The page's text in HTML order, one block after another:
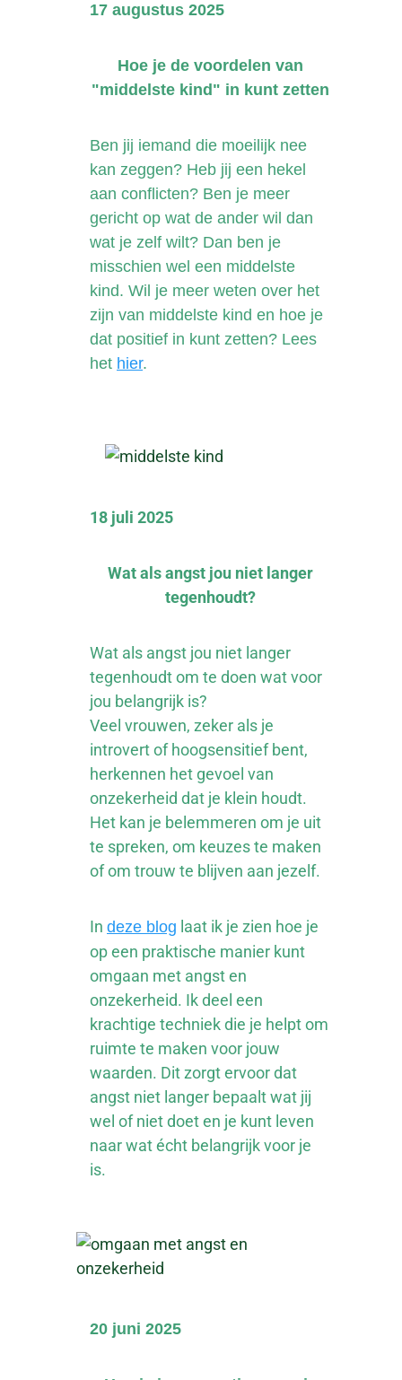
17 augustus 2025
Hoe je de voordelen van
"middelste kind" in kunt zetten
Ben jij iemand die moeilijk nee
kan zeggen? Heb jij een hekel
aan conflicten? Ben je meer
gericht op wat de ander wil dan
wat je zelf wilt? Dan ben je
misschien wel een middelste
kind. Wil je meer weten over het
zijn van middelste kind en hoe je
dat positief in kunt zetten? Lees
het hier.
18 juli 2025
Wat als angst jou niet langer
tegenhoudt?
Wat als angst jou niet langer
tegenhoudt om te doen wat voor
jou belangrijk is?
Veel vrouwen, zeker als je
introvert of hoogsensitief bent,
herkennen het gevoel van
onzekerheid dat je klein houdt.
Het kan je belemmeren om je uit
te spreken, om keuzes te maken
of om trouw te blijven aan jezelf.
In deze blog laat ik je zien hoe je
op een praktische manier kunt
omgaan met angst en
onzekerheid. Ik deel een
krachtige techniek die je helpt om
ruimte te maken voor jouw
waarden. Dit zorgt ervoor dat
angst niet langer bepaalt wat jij
wel of niet doet en je kunt leven
naar wat écht belangrijk voor je
is.
20 juni 2025